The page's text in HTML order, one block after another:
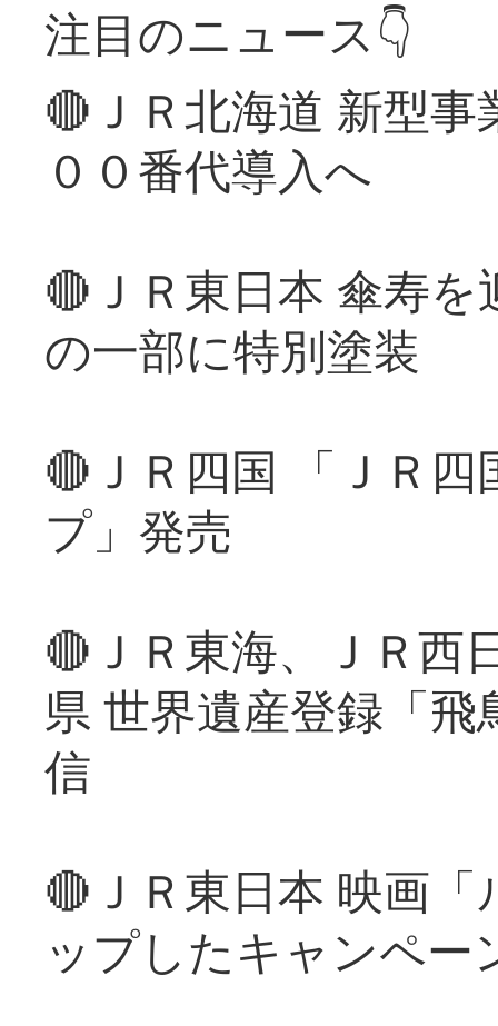
注目のニュース👇
🔴ＪＲ北海道 新型
００番代導入へ
🔴ＪＲ東日本 傘寿
の一部に特別塗装
🔴ＪＲ四国 「ＪＲ
プ」発売
🔴ＪＲ東海、ＪＲ西
県 世界遺産登録「
信
🔴ＪＲ東日本 映画
ップしたキャンペー